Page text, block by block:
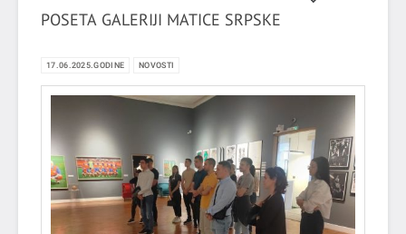
POSETA GALERIJI MATICE SRPSKE
17.06.2025.GODINE NOVOSTI